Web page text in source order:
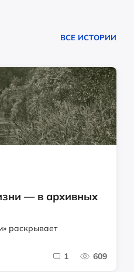
ВСЕ ИСТОРИИ
— в архивных
раскрывает
1 609